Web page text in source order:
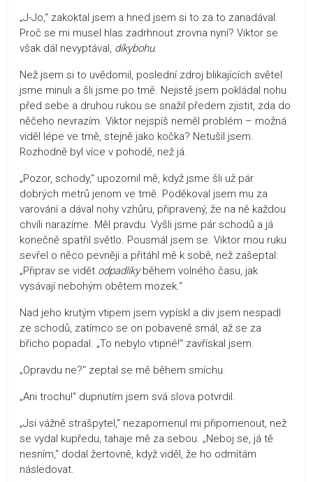
„J-Jo,“ zakoktal jsem a hned jsem si to za to zanadával.
Proč se mi musel hlas zadrhnout zrovna nyní? Viktor se
však dál nevyptával, díkybohu.
Než jsem si to uvědomil, poslední zdroj blikajících světel
jsme minuli a šli jsme po tmě. Nejistě jsem pokládal nohu
před sebe a druhou rukou se snažil předem zjistit, zda do
něčeho nevrazím. Viktor nejspíš neměl problém – možná
viděl lépe ve tmě, stejně jako kočka? Netušil jsem.
Rozhodně byl více v pohodě, než já.
„Pozor, schody,“ upozornil mě, když jsme šli už pár
dobrých metrů jenom ve tmě. Poděkoval jsem mu za
varování a dával nohy vzhůru, připravený, že na ně každou
chvíli narazíme. Měl pravdu. Vyšli jsme pár schodů a já
konečně spatřil světlo. Pousmál jsem se. Viktor mou ruku
sevřel o něco pevněji a přitáhl mě k sobě, než zašeptal:
„Připrav se vidět odpadlíkyběhem volného času, jak
vysávají nebohým obětem mozek.“
Nad jeho krutým vtipem jsem vypískl a div jsem nespadl
ze schodů, zatímco se on pobaveně smál, až se za
břicho popadal. „To nebylo vtipné!“ zavřískal jsem.
„Opravdu ne?“ zeptal se mě během smíchu.
„Ani trochu!“ dupnutím jsem svá slova potvrdil.
„Jsi vážně strašpytel,“ nezapomenul mi připomenout, než
se vydal kupředu, tahaje mě za sebou. „Neboj se, já tě
nesním,“ dodal žertovně, když viděl, že ho odmítám
následovat.